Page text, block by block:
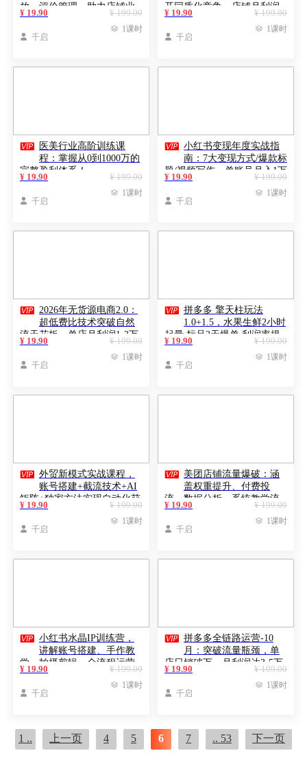
放、评价管理，助力店铺业
绩倍增
¥ 199.00
¥ 19.90
 千启
 1课时
开同质化竞争，店铺月利润
2-5w
¥ 199.00
¥ 19.90
 千启
 1课时

医美行业高阶训练课
程：掌握从0到1000万的
完整盈利体系！
¥ 199.00
¥ 19.90
 千启
 1课时
 小红书变现年度实战指
南：7大变现方式/爆款标
题/视频写作，单账号月入1万
+
¥ 199.00
¥ 19.90
 千启
 1课时
 2026年无货源电商2.0：
超低费比技术突破自然
流天花板，单店月利润1-3万
元
¥ 199.00
¥ 19.90
 千启
 1课时
 拼多多 擎天柱玩法
1.0+1.5，水果生鲜2小时
起量,标品2天爆单,利润率提
升30%
¥ 199.00
¥ 19.90
 千启
 1课时
 外贸新模式实战课程，
账号搭建+截流技术+AI
矩阵+独家方法实现自动化获
客
¥ 199.00
¥ 19.90
 千启
 1课时
 美团店铺流量爆破：涵
盖权重提升、付费投
流、数据分析，系统教学流
量运营
¥ 199.00
¥ 19.90
 千启
 1课时
 小红书水晶IP训练营，
讲解账号搭建、手作教
学、拍摄剪辑，全流程运营
技能
¥ 199.00
¥ 19.90
 千启
 1课时
 拼多多全链路运营-10
月：突破流量瓶颈，单
店日销破万，月利润达3-5万
元
¥ 199.00
¥ 19.90
 千启
 1课时
1 .. 上一页 4 5 6 7 .. 53 下一页